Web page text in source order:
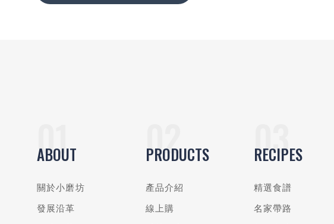
ABOUT
關於小磨坊
發展沿革
PRODUCTS
產品介紹
線上購
RECIPES
精選食譜
名家帶路